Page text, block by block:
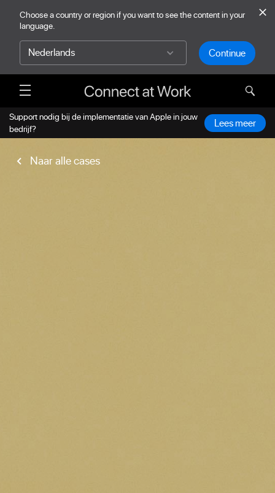
Choose a country or region if you want to see the content in your
language.
Continue
Support nodig bij de implementatie van Apple in jouw
bedrijf?
Lees meer
Naar alle cases